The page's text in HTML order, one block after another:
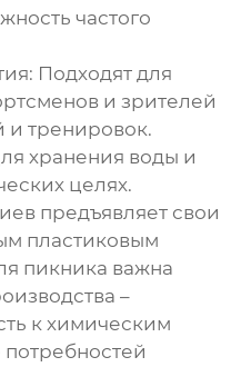
частого
Подходят для
и зрителей
и тренировок.
хранения воды и
целях.
предъявляет свои
пластиковым
пикника важна
–
к химическим